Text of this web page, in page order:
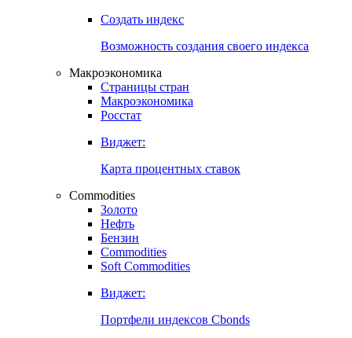
Создать индекс
Возможность создания своего индекса
Макроэкономика
Страницы стран
Макроэкономика
Росстат
Виджет:
Карта процентных ставок
Commodities
Золото
Нефть
Бензин
Commodities
Soft Commodities
Виджет:
Портфели индексов Cbonds